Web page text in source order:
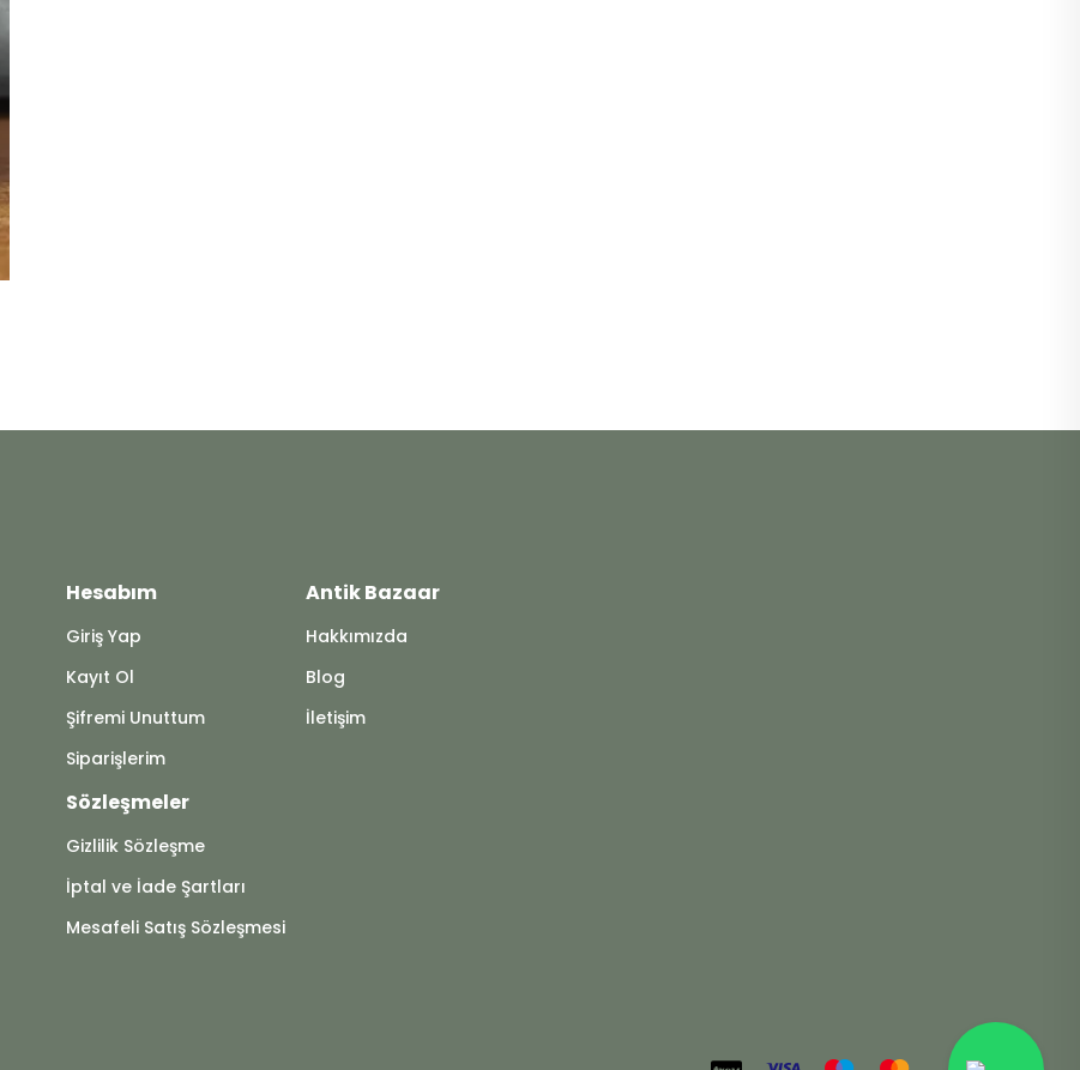
Hesabım
Giriş Yap
Kayıt Ol
Şifremi Unuttum
Siparişlerim
Antik Bazaar
Hakkımızda
Blog
İletişim
Sözleşmeler
Gizlilik Sözleşme
İptal ve İade Şartları
Mesafeli Satış Sözleşmesi